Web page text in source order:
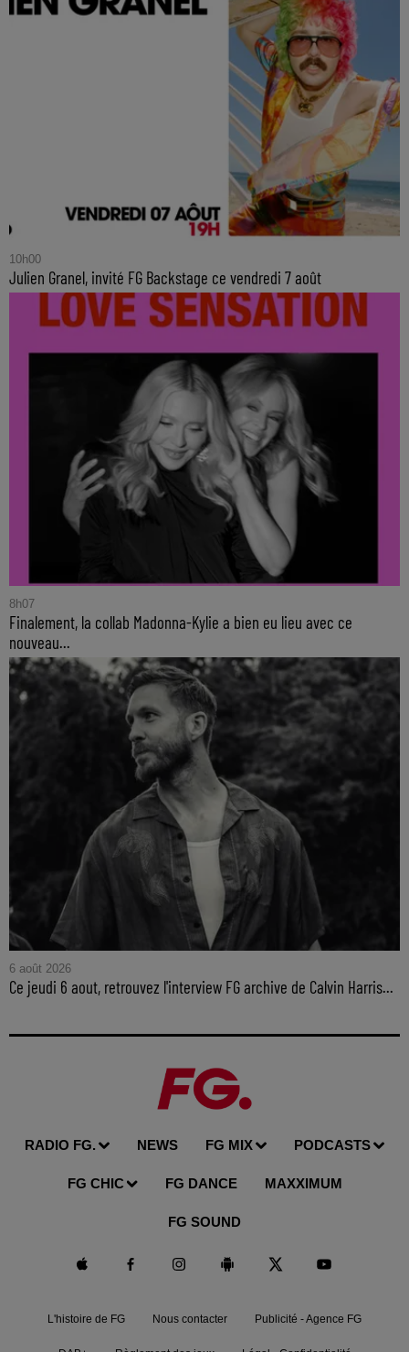
10h00
Julien Granel, invité FG Backstage ce vendredi 7 août
8h07
Finalement, la collab Madonna-Kylie a bien eu lieu avec ce
nouveau...
6 août 2026
Ce jeudi 6 aout, retrouvez l'interview FG archive de Calvin Harris...
RADIO FG. NEWS FG MIX PODCASTS
FG CHIC FG DANCE MAXXIMUM
FG SOUND
L'histoire de FG Nous contacter Publicité - Agence FG